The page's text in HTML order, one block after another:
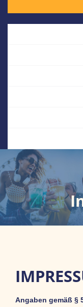
Angaben gemäß §